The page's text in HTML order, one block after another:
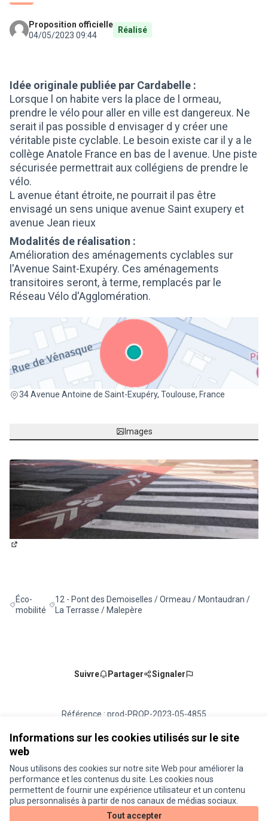
Informations sur les cookies utilisés sur le site
web
Nous utilisons des cookies sur notre site Web pour améliorer la
performance et les contenus du site. Les cookies nous
permettent de fournir une expérience utilisateur et un contenu
plus personnalisés à partir de nos canaux de médias sociaux.
Tout accepter
Proposition officielle
04/05/2023 09:44
Réalisé
Idée originale publiée par Cardabelle :
Lorsque l on habite vers la place de l ormeau,
prendre le vélo pour aller en ville est dangereux. Ne
serait il pas possible d envisager d y créer une
véritable piste cyclable. Le besoin existe car il y a le
collège Anatole France en bas de l avenue. Une piste
sécurisée permettrait aux collégiens de prendre le
vélo.
L avenue étant étroite, ne pourrait il pas être
envisagé un sens unique avenue Saint exupery et
avenue Jean rieux
Modalités de réalisation :
Amélioration des aménagements cyclables sur
l'Avenue Saint-Exupéry. Ces aménagements
transitoires seront, à terme, remplacés par le
Réseau Vélo d'Agglomération.
34 Avenue Antoine de Saint-Exupéry, Toulouse, France
(Lien externe)
Images
Filtrer les résultats de la catégorie : Éco-mobilité
Éco-
mobilité Filtrer les résultats pour le secteur : 12 - Pont des
12 - Pont des Demoiselles / Ormeau / Montaudran /
La Terrasse / Malepère
Suivre Partager Signaler
Référence : prod-PROP-2023-05-4855
Vérifiez l'empreinte numérique
Conditions d'utilisation
Paramètres des cookies
Je participe ! sur X
(Lien externe)
Je participe ! sur Facebook
Je participe ! sur Instagram